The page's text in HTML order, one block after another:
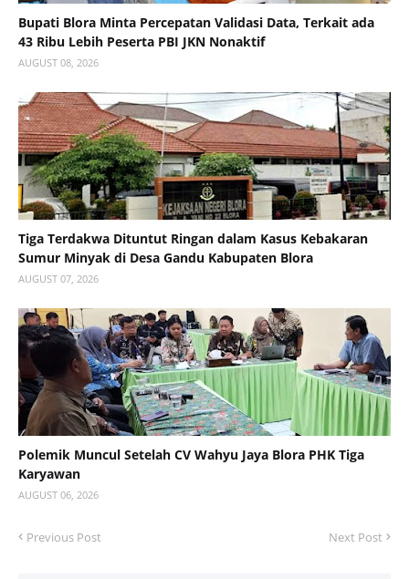
Bupati Blora Minta Percepatan Validasi Data, Terkait ada
43 Ribu Lebih Peserta PBI JKN Nonaktif
AUGUST 08, 2026
Tiga Terdakwa Dituntut Ringan dalam Kasus Kebakaran
Sumur Minyak di Desa Gandu Kabupaten Blora
AUGUST 07, 2026
Polemik Muncul Setelah CV Wahyu Jaya Blora PHK Tiga
Karyawan
AUGUST 06, 2026
Previous Post Next Post